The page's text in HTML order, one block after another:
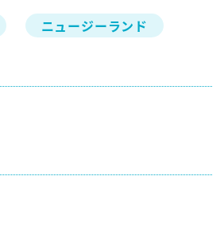
ニュージーランド